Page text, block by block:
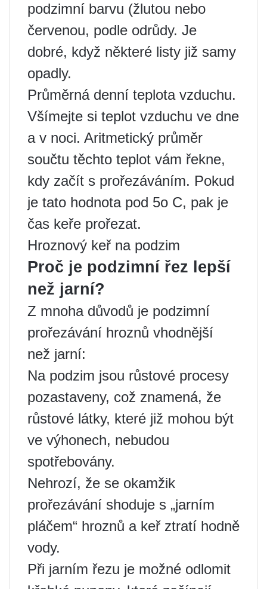
podzimní barvu (žlutou nebo
červenou, podle odrůdy. Je
dobré, když některé listy již samy
opadly.
Průměrná denní teplota vzduchu.
Všímejte si teplot vzduchu ve dne
a v noci. Aritmetický průměr
součtu těchto teplot vám řekne,
kdy začít s prořezáváním. Pokud
je tato hodnota pod 5o C, pak je
čas keře prořezat.
Hroznový keř na podzim
Proč je podzimní řez lepší
než jarní?
Z mnoha důvodů je podzimní
prořezávání hroznů vhodnější
než jarní:
Na podzim jsou růstové procesy
pozastaveny, což znamená, že
růstové látky, které již mohou být
ve výhonech, nebudou
spotřebovány.
Nehrozí, že se okamžik
prořezávání shoduje s „jarním
pláčem“ hroznů a keř ztratí hodně
vody.
Při jarním řezu je možné odlomit